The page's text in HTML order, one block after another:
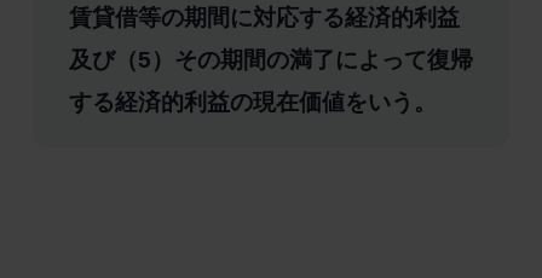
賃貸借等の期間に対応する経済的利益
及び（5）その期間の満了によって復帰
する経済的利益の現在価値をいう。